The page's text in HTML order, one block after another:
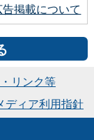
告掲載について
リンク等
ディア利用指針